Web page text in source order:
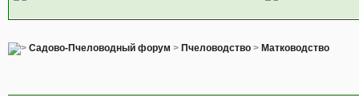
Садово-Пчеловодный форум > Пчеловодство> Матководство